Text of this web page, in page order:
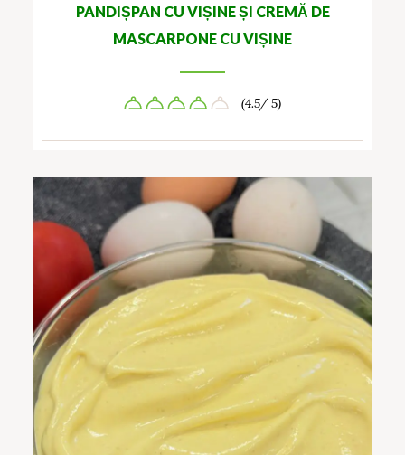
PANDIȘPAN CU VIȘINE ȘI CREMĂ DE
MASCARPONE CU VIȘINE
(4.5/ 5)